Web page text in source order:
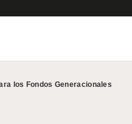
los Fondos Generacionales